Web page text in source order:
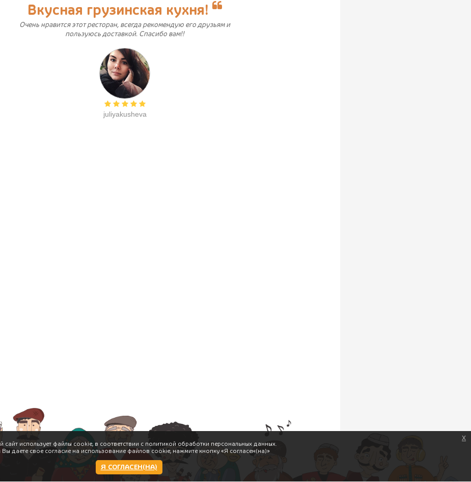
Вкусная грузинская кухня!
Очень нравится этот ресторан, всегда рекомендую его друзьям и
пользуюсь доставкой. Спасибо вам!!
juliyakusheva
сайт использует файлы cookie, в соответствии с политикой обработки персональных данных.
Вы даете свое согласие на использование файлов cookie, нажмите кнопку «Я согласен(на)»
Я СОГЛАСЕН(НА)
x